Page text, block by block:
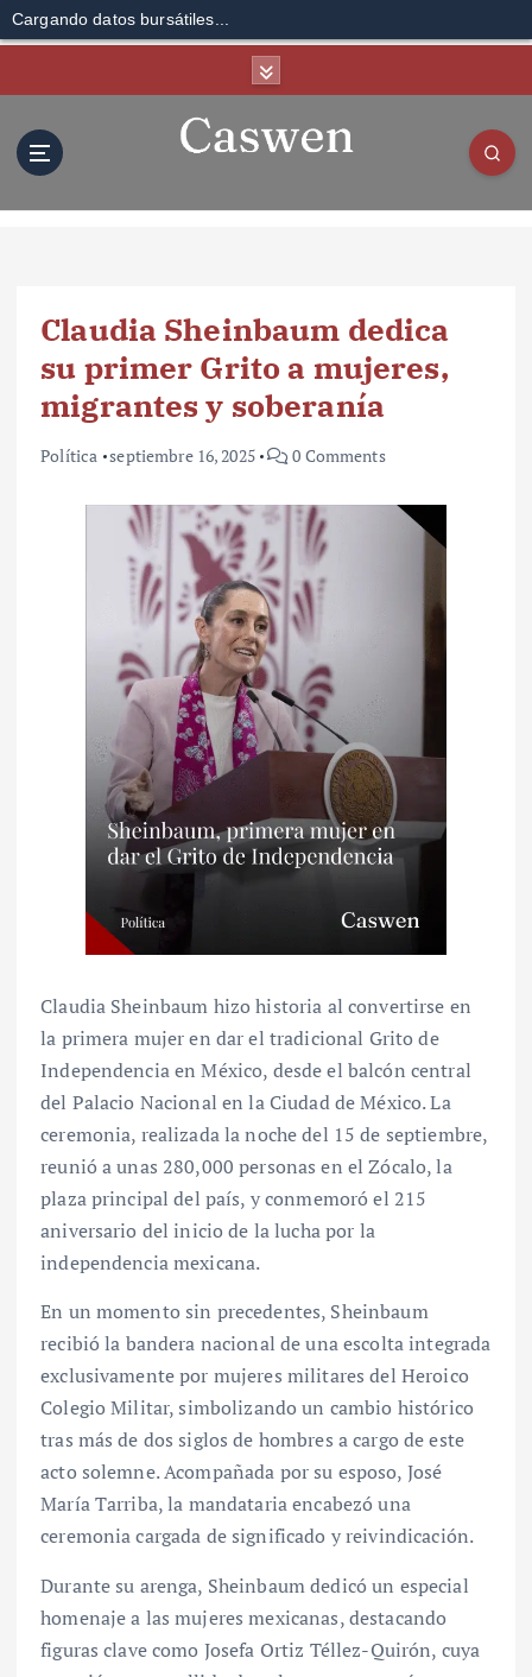
Cargando datos bursátiles...
Claudia Sheinbaum dedica
su primer Grito a mujeres,
migrantes y soberanía
Política septiembre 16, 2025 0 Comments
Claudia Sheinbaum hizo historia al convertirse en
la primera mujer en dar el tradicional Grito de
Independencia en México, desde el balcón central
del Palacio Nacional en la Ciudad de México. La
ceremonia, realizada la noche del 15 de septiembre,
reunió a unas 280,000 personas en el Zócalo, la
plaza principal del país, y conmemoró el 215
aniversario del inicio de la lucha por la
independencia mexicana.
En un momento sin precedentes, Sheinbaum
recibió la bandera nacional de una escolta integrada
exclusivamente por mujeres militares del Heroico
Colegio Militar, simbolizando un cambio histórico
tras más de dos siglos de hombres a cargo de este
acto solemne. Acompañada por su esposo, José
María Tarriba, la mandataria encabezó una
ceremonia cargada de significado y reivindicación.
Durante su arenga, Sheinbaum dedicó un especial
homenaje a las mujeres mexicanas, destacando
figuras clave como Josefa Ortiz Téllez-Quirón, cuya